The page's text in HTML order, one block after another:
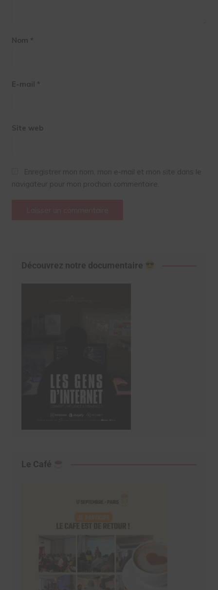
Nom *
E-mail *
Site web
Enregistrer mon nom, mon e-mail et mon site dans le
navigateur pour mon prochain commentaire.
Découvrez notre documentaire
Le Café